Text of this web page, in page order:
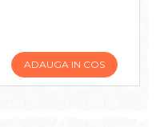
ADAUGA IN COS